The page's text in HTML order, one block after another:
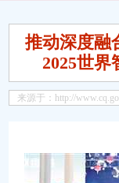
措
业发展
重庆公司减资代办
散！
精准
推动深度融
2025世
来源于：http://